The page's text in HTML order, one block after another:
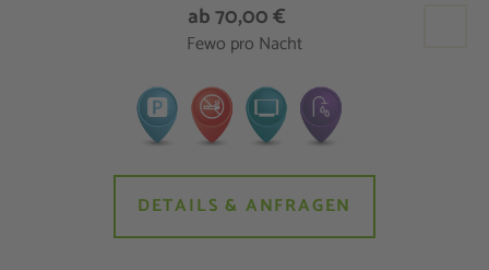
ab 70,00 €
Fewo pro Nacht
DETAILS & ANFRAGEN